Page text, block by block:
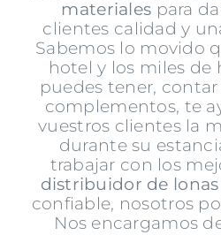
materiales para
clientes calidad y
Sabemos lo movido
hotel y los miles de
puedes tener,
complementos, te
vuestros clientes la
durante su
trabajar con los
distribuidor de
confiable, nosotros
Nos encargamos